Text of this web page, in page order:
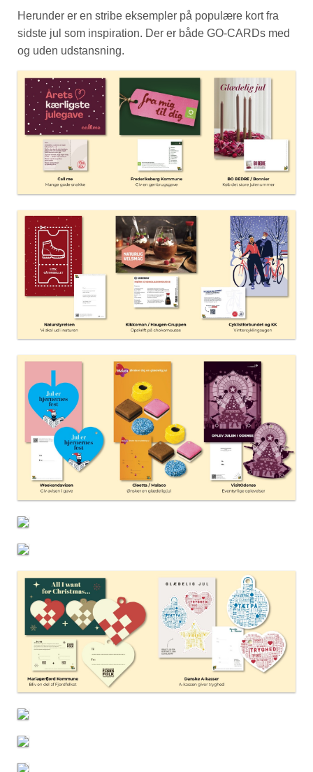
Herunder er en stribe eksempler på populære kort fra
sidste jul som inspiration. Der er både GO-CARDs med
og uden udstansning.